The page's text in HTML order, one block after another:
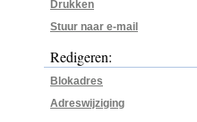
Drukken
Stuur naar e-mail
Redigeren:
Blokadres
Adreswijziging